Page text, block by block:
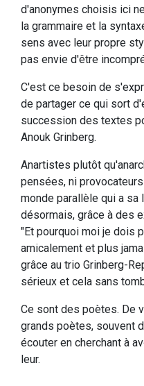
d'anonymes choisis ici
la grammaire et la
sens avec leur propre
pas envie d'être
C'est ce besoin de
de partager ce qui sort
succession des textes
Anouk Grinberg.
Anartistes plutôt
pensées, ni
monde parallèle qui a
désormais, grâce à des
"Et pourquoi moi je dois
amicalement et plus
grâce au trio Grinberg-
sérieux et cela sans
Ce sont des poètes. De
grands poètes, souvent
écouter en cherchant à
leur.